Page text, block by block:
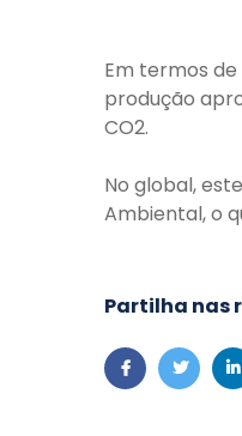
Em termos
produção
CO2.
No global,
Ambiental, o
Partilha nas